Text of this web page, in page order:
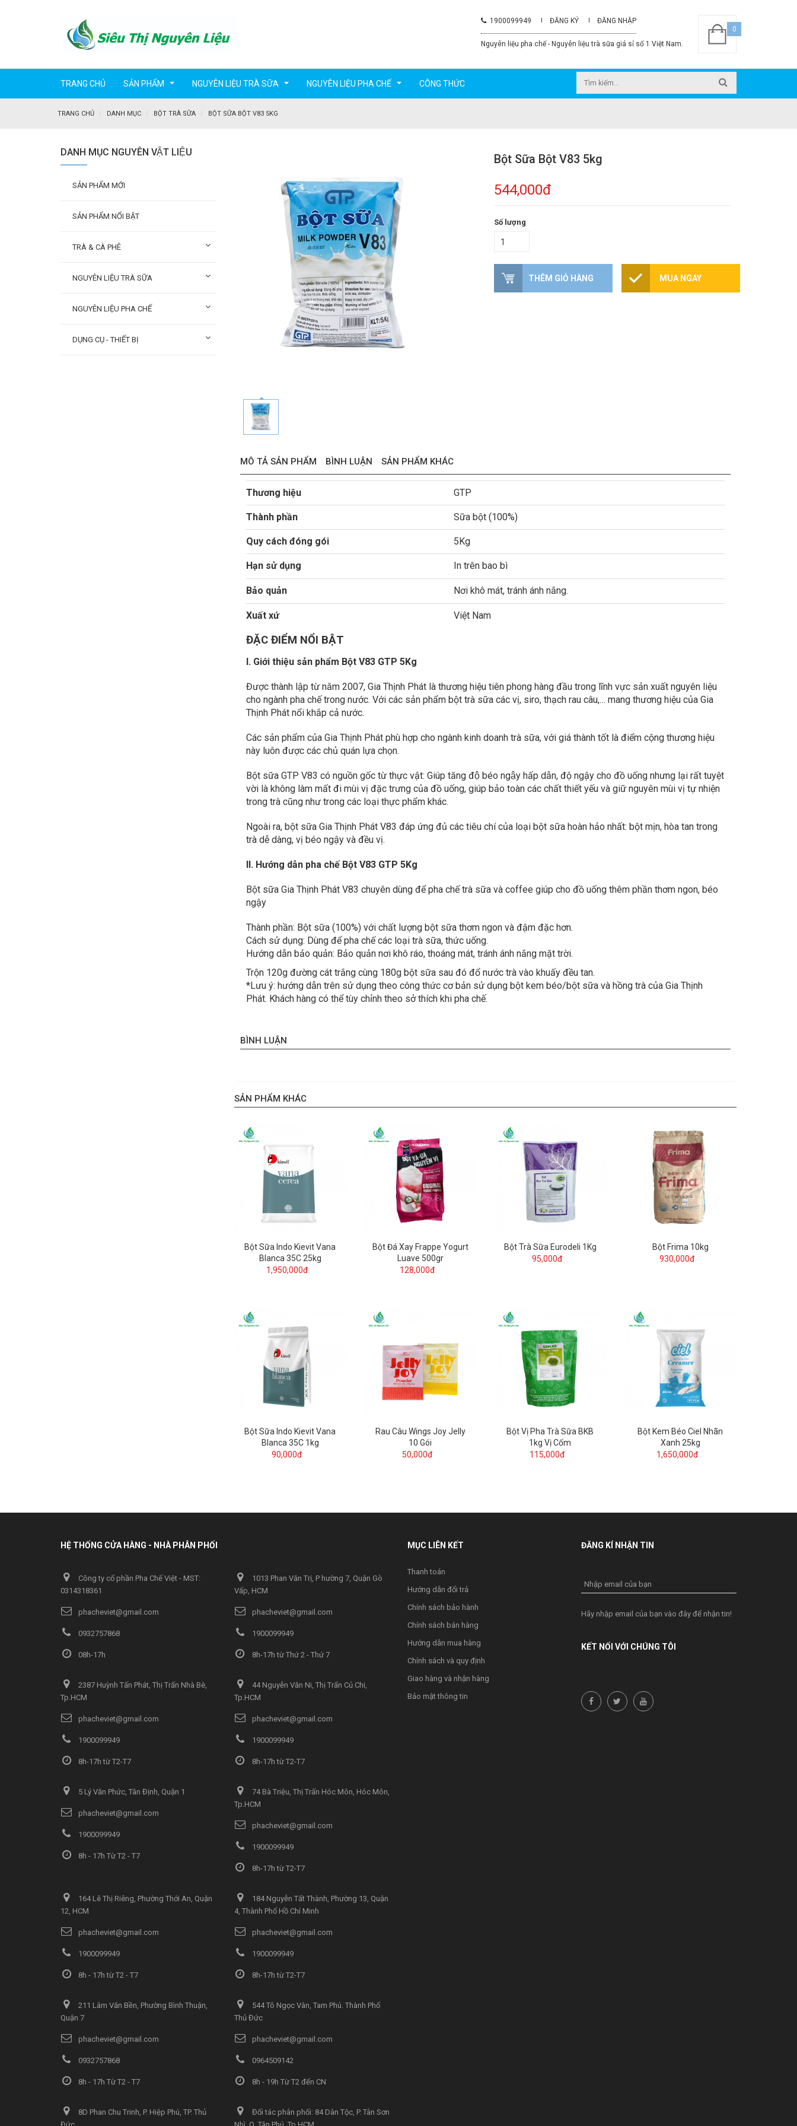
0
1900099949 ĐĂNG KÝ ĐĂNG NHẬP
Nguyên liệu pha chế - Nguyên liệu trà sữa giá sỉ số 1 Việt Nam.
TRANG CHỦ SẢN PHẨM NGUYÊN LIỆU TRÀ SỮA NGUYÊN LIỆU PHA CHẾ CÔNG THỨC
TRANG CHỦ DANH MỤC BỘT TRÀ SỮA BỘT SỮA BỘT V83 5KG
DANH MỤC NGUYÊN VẬT LIỆU
SẢN PHẨM MỚI
SẢN PHẨM NỔI BẬT
TRÀ & CÀ PHÊ
NGUYÊN LIỆU TRÀ SỮA
NGUYÊN LIỆU PHA CHẾ
DỤNG CỤ - THIẾT BỊ
Bột Sữa Bột V83 5kg
544,000đ
Số lượng
THÊM GIỎ HÀNG MUA NGAY
MÔ TẢ SẢN PHẨM BÌNH LUẬN SẢN PHẨM KHÁC
Thương hiệu GTP
Thành phần Sữa bột (100%)
Quy cách đóng gói 5Kg
Hạn sử dụng In trên bao bì
Bảo quản Nơi khô mát, tránh ánh nắng.
Xuất xứ Việt Nam
ĐẶC ĐIỂM NỔI BẬT
I. Giới thiệu sản phẩm Bột V83 GTP 5Kg
Được thành lập từ năm 2007, Gia Thịnh Phát là thương hiệu tiên phong hàng đầu trong lĩnh vực sản xuất nguyên liệu
cho ngành pha chế trong nước. Với các sản phẩm bột trà sữa các vị, siro, thạch rau câu,… mang thương hiệu của Gia
Thịnh Phát nổi khắp cả nước.
Các sản phẩm của Gia Thịnh Phát phù hợp cho ngành kinh doanh trà sữa, với giá thành tốt là điểm cộng thương hiệu
này luôn được các chủ quán lựa chọn.
Bột sữa GTP V83 có nguồn gốc từ thực vật: Giúp tăng độ béo ngậy hấp dẫn, độ ngậy cho đồ uống nhưng lại rất tuyệt
vời là không làm mất đi mùi vị đặc trưng của đồ uống, giúp bảo toàn các chất thiết yếu và giữ nguyên mùi vị tự nhiện
trong trà cũng như trong các loại thực phẩm khác.
Ngoài ra, bột sữa Gia Thịnh Phát V83 đáp ứng đủ các tiêu chí của loại bột sữa hoàn hảo nhất: bột mịn, hòa tan trong
trà dễ dàng, vị béo ngậy và đều vị.
II. Hướng dẫn pha chế Bột V83 GTP 5Kg
Bột sữa Gia Thịnh Phát V83 chuyên dùng để pha chế trà sữa và coffee giúp cho đồ uống thêm phần thơm ngon, béo
ngậy
Thành phần: Bột sữa (100%) với chất lượng bột sữa thơm ngon và đậm đặc hơn.
Cách sử dụng: Dùng để pha chế các loại trà sữa, thức uống.
Hướng dẫn bảo quản: Bảo quản nơi khô ráo, thoáng mát, tránh ánh nắng mặt trời.
Trộn 120g đường cát trắng cùng 180g bột sữa sau đó đổ nước trà vào khuấy đều tan.
*Lưu ý: hướng dẫn trên sử dụng theo công thức cơ bản sử dụng bột kem béo/bột sữa và hồng trà của Gia Thịnh
Phát. Khách hàng có thể tùy chỉnh theo sở thích khi pha chế.
BÌNH LUẬN
SẢN PHẨM KHÁC
Bột Sữa Indo Kievit Vana
Blanca 35C 25kg
1,950,000đ
Bột Đá Xay Frappe Yogurt
Luave 500gr
128,000đ
Bột Trà Sữa Eurodeli 1Kg
95,000đ
Bột Frima 10kg
930,000đ
Bột Sữa Indo Kievit Vana
Blanca 35C 1kg
90,000đ
Rau Câu Wings Joy Jelly
10 Gói
50,000đ
Bột Vị Pha Trà Sữa BKB
1kg Vị Cốm
115,000đ
Bột Kem Béo Ciel Nhãn
Xanh 25kg
1,650,000đ
HỆ THỐNG CỬA HÀNG - NHÀ PHÂN PHỐI
Công ty cổ phần Pha Chế Việt - MST:
0314318361
phacheviet@gmail.com
0932757868
08h-17h
1013 Phan Văn Trị, P hường 7, Quận Gò
Vấp, HCM
phacheviet@gmail.com
1900099949
8h-17h từ Thứ 2 - Thứ 7
2387 Huỳnh Tấn Phát, Thị Trấn Nhà Bè,
Tp.HCM
phacheviet@gmail.com
1900099949
8h-17h từ T2-T7
44 Nguyễn Văn Ni, Thị Trấn Củ Chi,
Tp.HCM
phacheviet@gmail.com
1900099949
8h-17h từ T2-T7
5 Lý Văn Phức, Tân Định, Quận 1
phacheviet@gmail.com
1900099949
8h - 17h Từ T2 - T7
74 Bà Triệu, Thị Trấn Hóc Môn, Hóc Môn,
Tp.HCM
phacheviet@gmail.com
1900099949
8h-17h từ T2-T7
164 Lê Thị Riêng, Phường Thới An, Quận
12, HCM
phacheviet@gmail.com
1900099949
8h - 17h từ T2 - T7
184 Nguyễn Tất Thành, Phường 13, Quận
4, Thành Phố Hồ Chí Minh
phacheviet@gmail.com
1900099949
8h-17h từ T2-T7
211 Lâm Văn Bền, Phường Bình Thuận,
Quận 7
phacheviet@gmail.com
0932757868
8h - 17h Từ T2 - T7
544 Tô Ngọc Vân, Tam Phú. Thành Phố
Thủ Đức
phacheviet@gmail.com
0964509142
8h - 19h Từ T2 đến CN
8D Phan Chu Trinh, P. Hiệp Phú, TP. Thủ
Đối tác phân phối: 84 Dân Tộc, P. Tân Sơn
MỤC LIÊN KẾT
Thanh toán
Hướng dẫn đổi trả
Chính sách bảo hành
Chính sách bán hàng
Hướng dẫn mua hàng
Chính sách và quy định
Giao hàng và nhận hàng
Bảo mật thông tin
ĐĂNG KÍ NHẬN TIN
Nhập email của bạn
Hãy nhập email của bạn vào đây để nhận tin!
KẾT NỐI VỚI CHÚNG TÔI